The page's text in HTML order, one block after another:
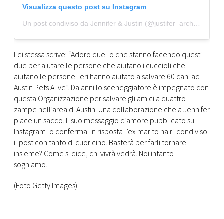
Visualizza questo post su Instagram
Un post condiviso da Jennifer & Justin (@justifer_archives)
Lei stessa scrive: “Adoro quello che stanno facendo questi
due per aiutare le persone che aiutano i cuccioli che
aiutano le persone. Ieri hanno aiutato a salvare 60 cani ad
Austin Pets Alive”. Da anni lo sceneggiatore è impegnato con
questa Organizzazione per salvare gli amici a quattro
zampe nell’area di Austin. Una collaborazione che a Jennifer
piace un sacco. Il suo messaggio d’amore pubblicato su
Instagram lo conferma. In risposta l’ex marito ha ri-condiviso
il post con tanto di cuoricino. Basterà per farli tornare
insieme? Come si dice, chi vivrà vedrà. Noi intanto
sogniamo.
(Foto Getty Images)